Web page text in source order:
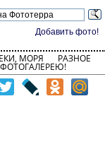
Добавить фото!
МОРЯ РАЗНОЕ